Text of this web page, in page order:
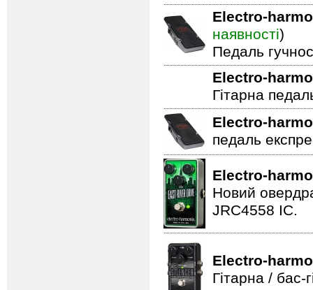
Electro-
Педаль
Electro-
наявності)
Педаль
Electro-
Гітарна
педаль
Electro-
Новий